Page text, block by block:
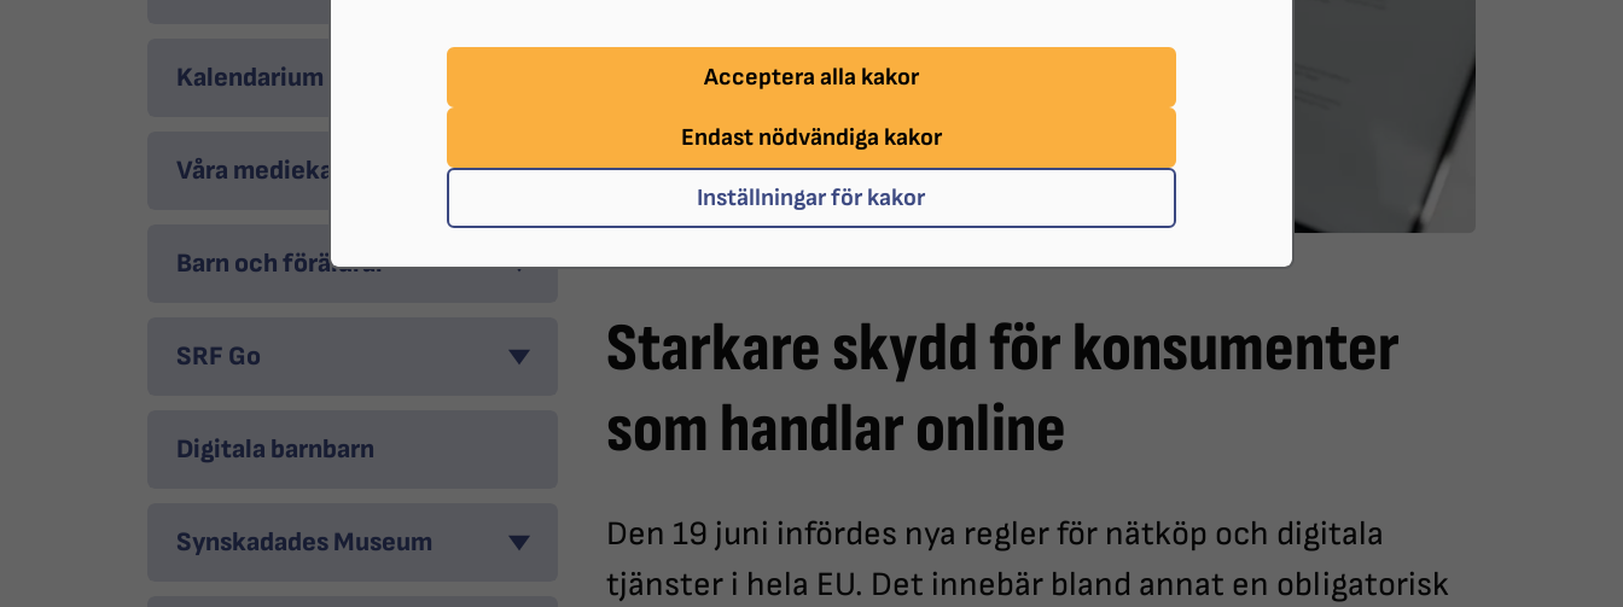
Acceptera alla kakor
Endast nödvändiga kakor
Inställningar för kakor
Kalendarium
Våra mediekanaler
Barn och föräldrar
SRF Go
Digitala barnbarn
Synskadades Museum
Starkare skydd för konsumenter
som handlar online
Den 19 juni infördes nya regler för nätköp och digitala
tjänster i hela EU. Det innebär bland annat en obligatorisk